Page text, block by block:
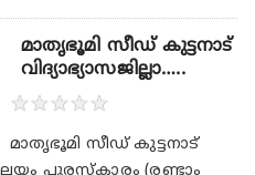
മാതൃഭൂമി സീഡ് കുട്ടനാട്
വിദ്യാഭ്യാസജില്ലാ…..
★★★★★
മാതൃഭൂമി സീഡ് കുട്ടനാട്